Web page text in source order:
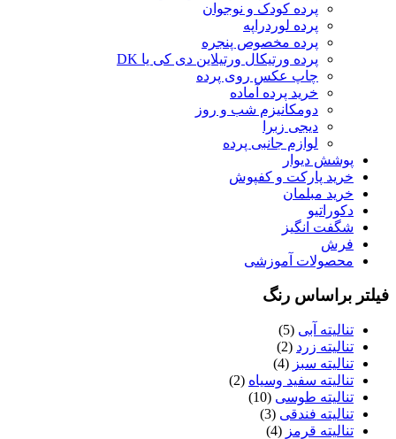
پرده کودک و نوجوان
پرده لوردراپه
پرده مخصوص پنجره
پرده ورتیکال ورتیلاین دی کی یا DK
چاپ عکس روی پرده
خرید پرده آماده
دومکانیزم شب و روز
دیجی زبرا
لوازم جانبی پرده
پوشش دیوار
خرید پارکت و کفپوش
خرید مبلمان
دکوراتیو
شگفت انگیز
فرش
محصولات آموزشی
براساس رنگ
تنالیته آبی (5)
تنالیته زرد (2)
تنالیته سبز (4)
تنالیته سفید وسیاه (2)
تنالیته طوسی (10)
تنالیته فندقی (3)
تنالیته قرمز (4)